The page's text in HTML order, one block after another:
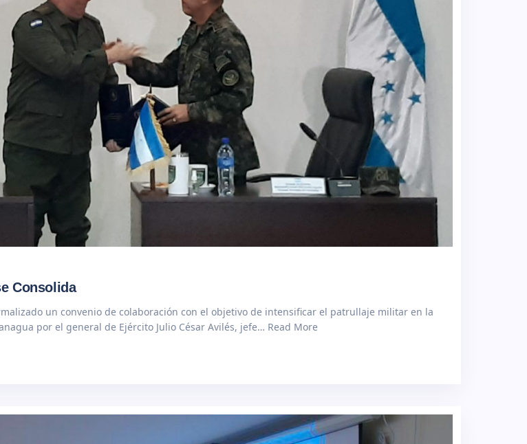
Consolida
un convenio de colaboración con el objetivo de intensificar el patrullaje militar en la
por el general de Ejército Julio César Avilés, jefe… Read More